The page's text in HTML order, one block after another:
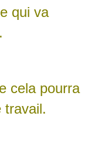
qui va
cela pourra
travail.